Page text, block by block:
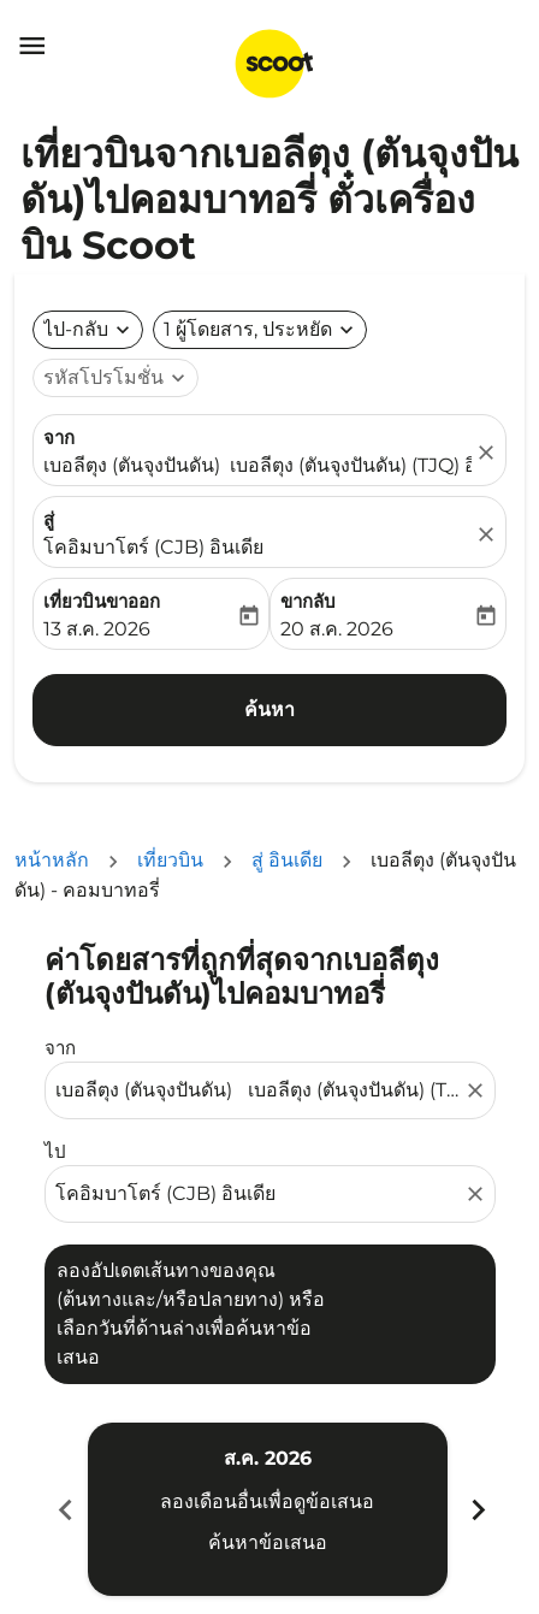

เที่ยวบินจากเบอลีตุง (ตันจุงปัน
ดัน)ไปคอมบาทอรี่ ตั๋วเครื่อง
บิน Scoot
ไป-กลับ expand_more 1 ผู้โดยสาร, ประหยัด expand_more
รหัสโปรโมชั่น expand_more
จาก
เบอลีตุง (ตันจุงปันดัน) เบอลีตุง (ตันจุงปันดัน) (TJQ) อินโดนีเ
close
สู่
โคอิมบาโตร์ (CJB) อินเดีย
close
เที่ยวบินขาออก
fc-booking-departure-date-aria-label
13 ส.ค. 2026
today
ขากลับ
fc-booking-return-date-
20 ส.ค. 2026
today
ค้นหา
หน้าหลัก เที่ยวบิน สู่ อินเดีย
เบอลีตุง (ตันจุงปัน
ดัน) - คอมบาทอรี่
ค่าโดยสารที่ถูกที่สุดจากเบอลีตุง
(ตันจุงปันดัน)ไปคอมบาทอรี่
จาก
close
ไป
close
ลองอัปเดตเส้นทางของคุณ
(ต้นทางและ/หรือปลายทาง) หรือ
เลือกวันที่ด้านล่างเพื่อค้นหาข้อ
เสนอ
ลองอัปเดตเส้นทางของคุณ (ต้นทางและ/หรือปลายทาง) หรื
chevron_left
ส.ค. 2026
ลองเดือนอื่นเพื่อดูข้อเสนอ
ค้นหาข้อเสนอ
chevron_right